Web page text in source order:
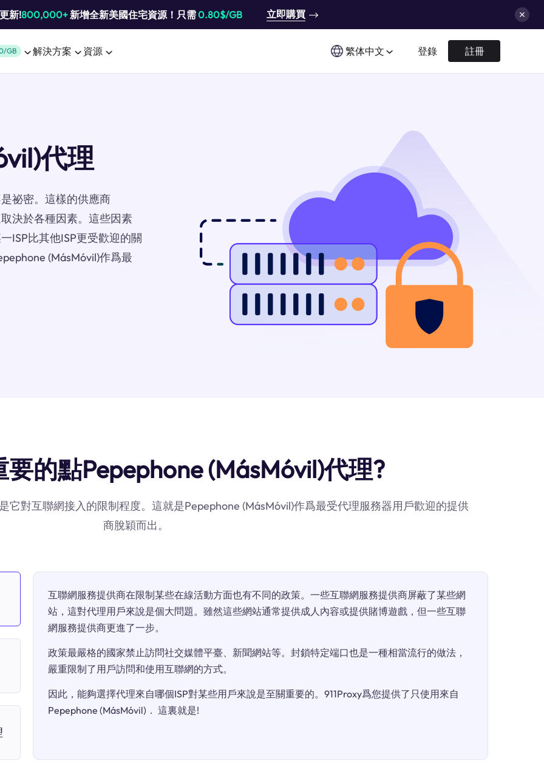
新!800,000+新增全新美國住宅資源！只需0.80$/GB 立即購買
GB 解決方案 資源 繁体中文 登錄 註冊
代理
祕密。這樣的供應商
決於各種因素。這些因素
ISP比其他ISP更受歡迎的關
(MásMóvil)作爲最
的點Pepephone (MásMóvil)代理?
它對互聯網接入的限制程度。這就是Pepephone (MásMóvil)作爲最受代理服務器用戶歡迎的提供
商脫穎而出。
互聯網服務提供商在限制某些在線活動方面也有不同的政策。一些互聯網服務提供商屏蔽了某些網
站，這對代理用戶來說是個大問題。雖然這些網站通常提供成人內容或提供賭博遊戲，但一些互聯
網服務提供商更進了一步。
政策最嚴格的國家禁止訪問社交媒體平臺、新聞網站等。封鎖特定端口也是一種相當流行的做法，
嚴重限制了用戶訪問和使用互聯網的方式。
因此，能夠選擇代理來自哪個ISP對某些用戶來說是至關重要的。911Proxy爲您提供了只使用來自
Pepephone (MásMóvil)． 這裏就是!